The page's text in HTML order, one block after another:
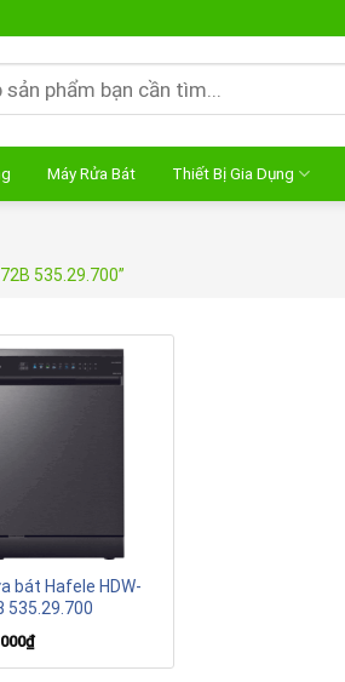
Máy Rửa Bát Thiết Bị Gia Dụng
535.29.700”
bát Hafele HDW-
535.29.700
₫